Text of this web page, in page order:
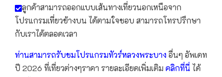
ลูกค้าสามารถออกแบบเส้นทางเที่ยวนอกเหนือจาก
โปรแกรมเที่ยวข้างบน ได้ตามใจชอบ สามารถโทรปรึกษา
กับเราได้ตลอดเวลา
ท่านสามารถรับชมโปรแกรมทัวร์หลวงพระบางอื่นๆ อัพเดท
ปี 2026 ที่เที่ยวต่างๆราคา รายละเอียดเพิ่มเติม คลิกที่นี่ ได้